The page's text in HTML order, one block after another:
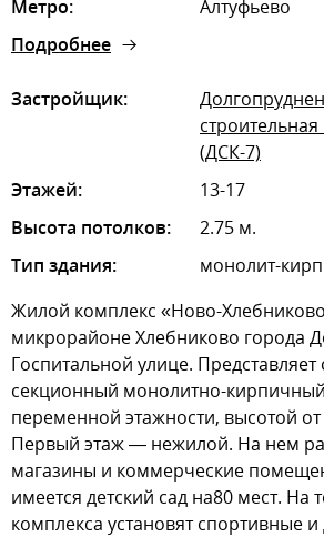
Метро:
Алтуфьево
Подробнее
Застройщик:
(ДСК-7)
Этажей:
13-17
Высота потолков:
2.75 м.
Тип здания:
монолит-
Жилой комплекс «Ново-
микрорайоне Хлебниково города
Госпитальной улице. Представляет
секционный монолитно-
переменной этажности, высотой
Первый этаж — нежилой. На нем
магазины и коммерческие
имеется детский сад на80 мест. На
комплекса установят спортивные